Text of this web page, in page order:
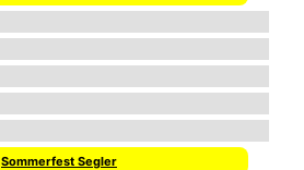
Sommerfest Segler